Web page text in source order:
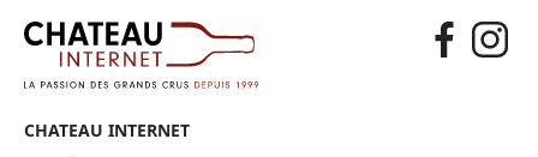
CHATEAU INTERNET